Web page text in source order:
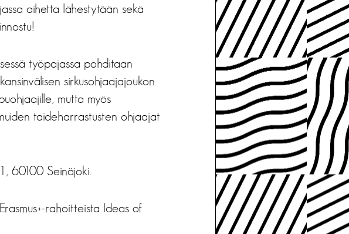
aihetta lähestytään sekä
työpajassa pohditaan
sirkusohjaajajoukon
mutta myös
taideharrastusten ohjaajat
60100 Seinäjoki.
rahoitteista Ideas of